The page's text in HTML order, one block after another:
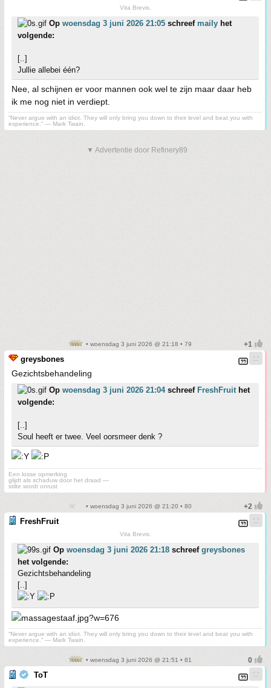
Vita Brevis.
Op woensdag 3 juni 2026 21:05 schreef maily het
volgende:
[..]
Jullie allebei één?
Nee, al schijnen er voor mannen ook wel te zijn maar daar heb
ik me nog niet in verdiept.
“Never argue with an idiot. They will only bring you down to their level and beat you with
experience.” ― Mark Twain.
▼ Advertentie door Refinery89
• woensdag 3 juni 2026 @ 21:18 • 79
greysbones
Gezichtsbehandeling
Op woensdag 3 juni 2026 21:04schreef FreshFruithet
volgende:
[..]
Soul heeft er twee. Veel oorsmeer denk ?
Een losse opmerking
glijdt als schaduw door het draad —
stilte wordt onrust
• woensdag 3 juni 2026 @ 21:20 • 80
FreshFruit
Vita Brevis.
Op woensdag 3 juni 2026 21:18 schreef greysbones
het volgende:
Gezichtsbehandeling
[..]
“Never argue with an idiot. They will only bring you down to their level and beat you with
experience.” ― Mark Twain.
• woensdag 3 juni 2026 @ 21:51 • 81
ToT